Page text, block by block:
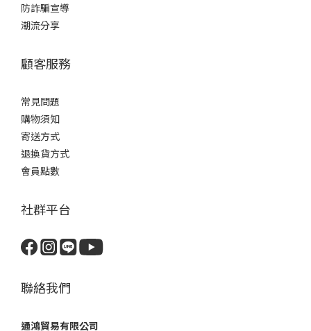
防詐騙宣導
潮流分享
顧客服務
常見問題
購物須知
寄送方式
退換貨方式
會員點數
社群平台
聯絡我們
通鴻貿易有限公司